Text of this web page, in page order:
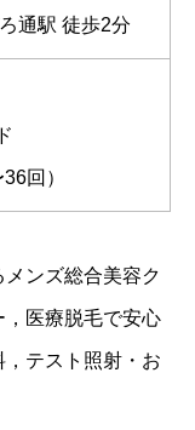
通駅 徒歩2分
回）
ンズ総合美容ク
，医療脱毛で安心
テスト照射・お